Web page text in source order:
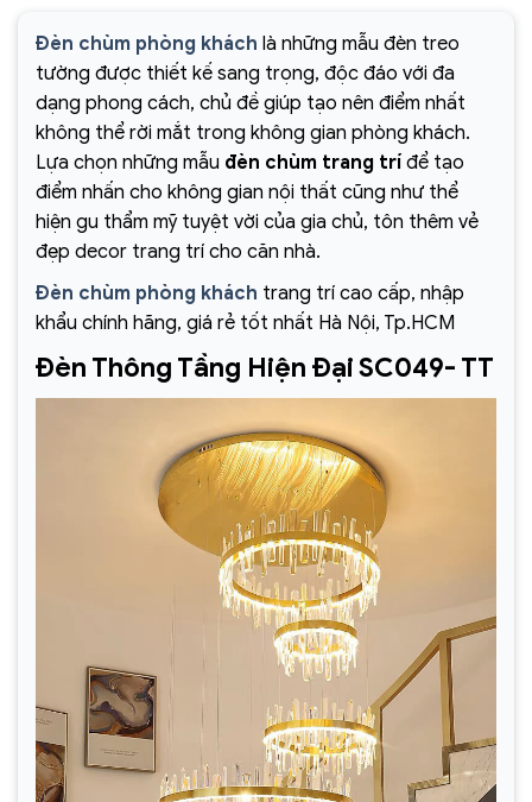
Đèn chùm phòng khách là những mẫu đèn treo
tường được thiết kế sang trọng, độc đáo với đa
dạng phong cách, chủ đề giúp tạo nên điểm nhất
không thể rời mắt trong không gian phòng khách.
Lựa chọn những mẫu đèn chùm trang trí để tạo
điểm nhấn cho không gian nội thất cũng như thể
hiện gu thẩm mỹ tuyệt vời của gia chủ, tôn thêm vẻ
đẹp decor trang trí cho căn nhà.
Đèn chùm phòng khách trang trí cao cấp, nhập
khẩu chính hãng, giá rẻ tốt nhất Hà Nội, Tp.HCM
Đèn Thông Tầng Hiện Đại SC049- TT